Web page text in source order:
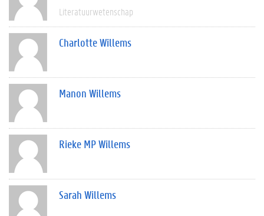
Literatuurwetenschap
Charlotte Willems
Manon Willems
Rieke MP Willems
Sarah Willems